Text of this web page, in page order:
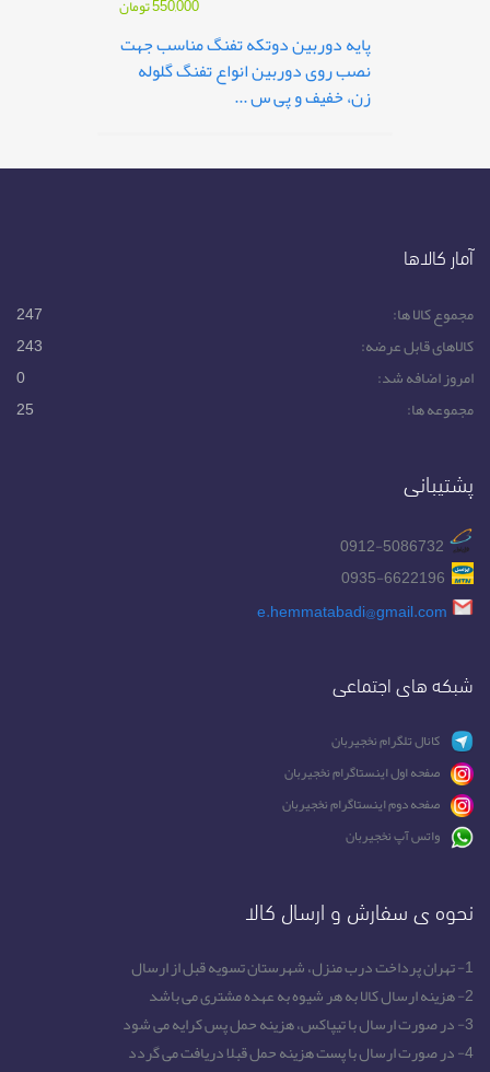
550,000تومان
پایه دوربین دوتکه تفنگ مناسب جهت
نصب روی دوربین انواع تفنگ گلوله
زن، خفیف و پی س ...
آمار کالاها
مجموع کالا ها:
247
کالاهای قابل عرضه:
243
امروز اضافه شد:
0
مجموعه ها:
25
پشتیبانی
e.hemmatabadi@gmail.com
شبکه های اجتماعی
کانال تلگرام نخجیربان
صفحه اول اینستاگرام نخجیربان
صفحه دوم اینستاگرام نخجیربان
واتس آپ نخجیربان
نحوه ی سفارش و ارسال کالا
1- تهران پرداخت درب منزل، شهرستان تسویه قبل از ارسال
2- هزینه ارسال کالا به هر شیوه به عهده مشتری می باشد
3- در صورت ارسال با تیپاکس، هزینه حمل پس کرایه می شود
4- در صورت ارسال با پست هزینه حمل قبلا دریافت می گردد